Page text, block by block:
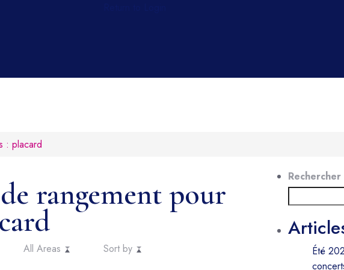
: placard
rangement pour
All Areas Sort by
Rechercher
Été